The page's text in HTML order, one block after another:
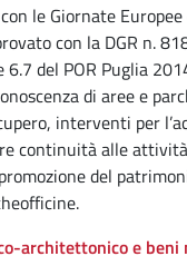
le Giornate
con la DGR n.
6.7 del POR Puglia
di aree e
interventi per
continuità alle
del
architettonico e beni